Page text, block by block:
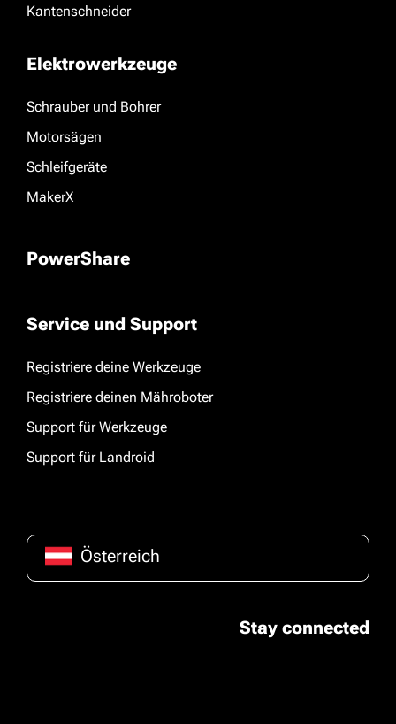
Kantenschneider
Elektrowerkzeuge
Schrauber und Bohrer
Motorsägen
Schleifgeräte
MakerX
PowerShare
Service und Support
Registriere deine Werkzeuge
Registriere deinen Mähroboter
Support für Werkzeuge
Support für Landroid
Österreich
Stay connected